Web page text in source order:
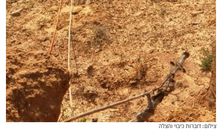
צילום: דוברות כיבוי והצלה